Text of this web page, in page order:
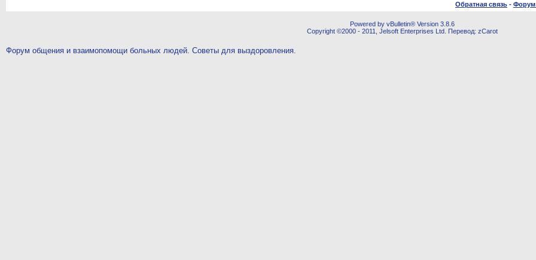
Обратная связь - Форум
Powered by vBulletin® Version 3.8.6
Copyright ©2000 - 2011, Jelsoft Enterprises Ltd. Перевод: zCarot
Форум общения и взаимопомощи больных людей. Советы для выздоровления.